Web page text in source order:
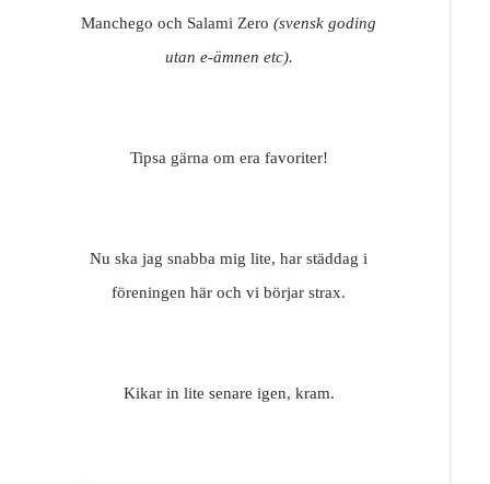
Manchego och Salami Zero (svensk goding
utan e-ämnen etc).
Tipsa gärna om era favoriter!
Nu ska jag snabba mig lite, har städdag i
föreningen här och vi börjar strax.
Kikar in lite senare igen, kram.